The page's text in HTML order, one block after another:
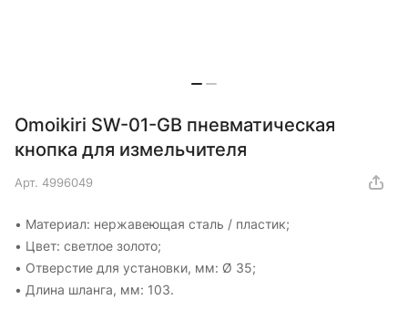
Omoikiri SW-01-GB пневматическая
кнопка для измельчителя
Арт. 4996049
• Материал: нержавеющая сталь / пластик;
• Цвет: светлое золото;
• Отверстие для установки, мм: Ø 35;
• Длина шланга, мм: 103.